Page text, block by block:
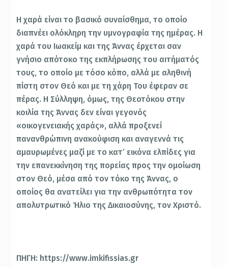
Η χαρά είναι το βασικό συναίσθημα, το οποίο
διαπνέει ολόκληρη την υμνογραφία της ημέρας. Η
χαρά του Ιωακείμ και της Άννας έρχεται σαν
γνήσιο απότοκο της εκπλήρωσης του αιτήματός
τους, το οποίο με τόσο κόπο, αλλά με αληθινή
πίστη στον Θεό και με τη χάρη Του έφεραν σε
πέρας. Η Σύλληψη, όμως, της Θεοτόκου στην
κοιλία της Άννας δεν είναι γεγονός
«οικογενειακής χαράς», αλλά προξενεί
πανανθρώπινη ανακούφιση και αναγεννά τις
αμαυρωμένες μαζί με το κατ’ εικόνα ελπίδες για
την επανεκκίνηση της πορείας προς την ομοίωση
στον Θεό, μέσα από τον τόκο της Άννας, ο
οποίος θα ανατείλει για την ανθρωπότητα τον
απολυτρωτικό Ήλιο της Δικαιοσύνης, τον Χριστό.
ΠΗΓΗ: https://www.imkifissias.gr